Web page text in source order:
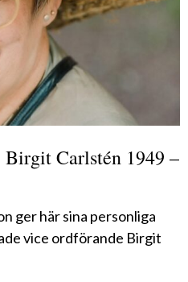
Carlstén 1949 –
ger här sina personliga
vice ordförande Birgit